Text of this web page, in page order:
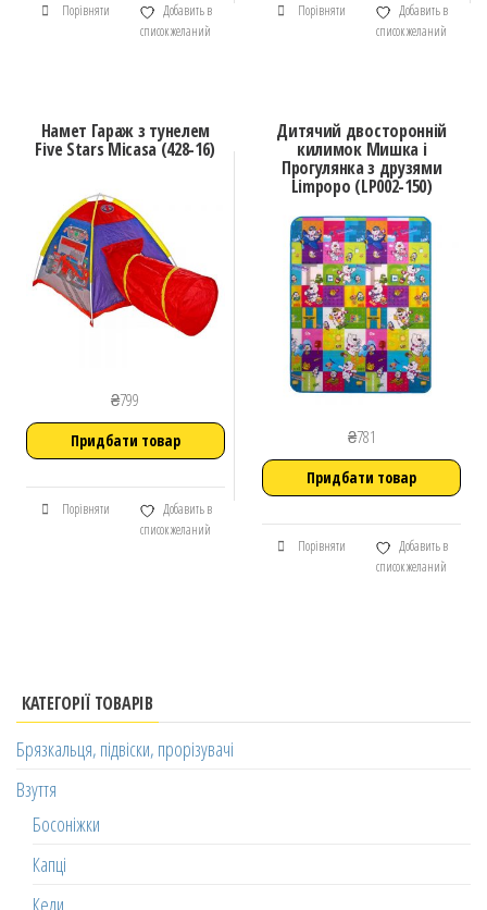
Порівняти
Добавить в
список желаний
Порівняти
Добавить в
список желаний
Намет Гараж з тунелем
Five Stars Micasa (428-16)
₴799
Придбати товар
Порівняти
Добавить в
список желаний
Дитячий двосторонній
килимок Мишка і
Прогулянка з друзями
Limpopo (LP002-150)
₴781
Придбати товар
Порівняти
Добавить в
список желаний
КАТЕГОРІЇ ТОВАРІВ
Брязкальця, підвіски, прорізувачі
Взуття
Босоніжки
Капці